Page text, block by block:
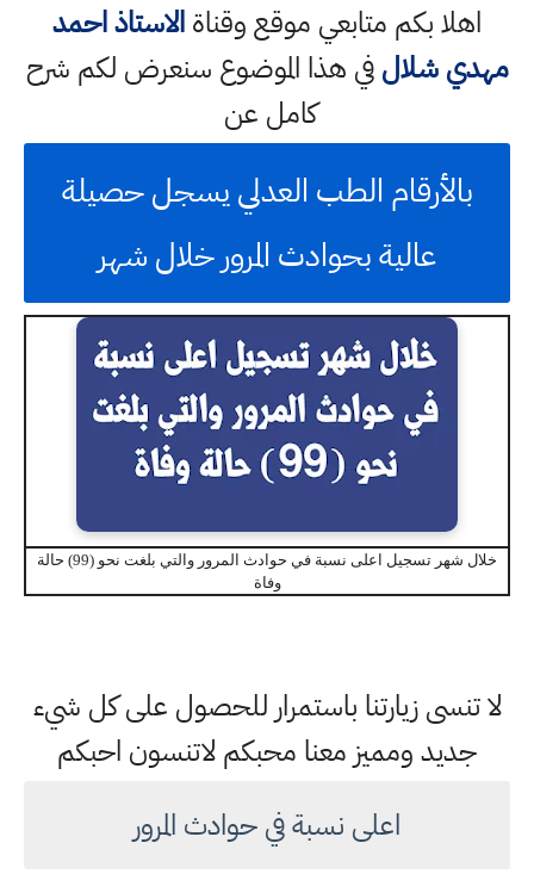
اهلا بكم متابعي موقع وقناةالاستاذ احمد
مهدي شلالفي هذا الموضوع سنعرض لكم شرح
كامل عن
بالأرقام الطب العدلي يسجل حصيلة
عالية بحوادث المرور خلال شهر
خلال شهر تسجيل اعلى نسبة في حوادث المرور والتي بلغت نحو (99) حالة
وفاة
لا تنسى زيارتنا باستمرار للحصول على كل شيء
جديد ومميز معنا محبكم لاتنسون احبكم
اعلى نسبة في حوادث المرور